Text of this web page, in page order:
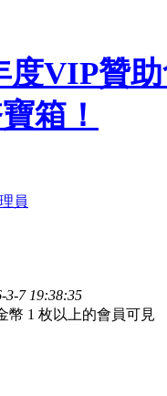
度VIP贊
箱！
員
3-7 19:38:35
幣 1 枚以上的會員可見